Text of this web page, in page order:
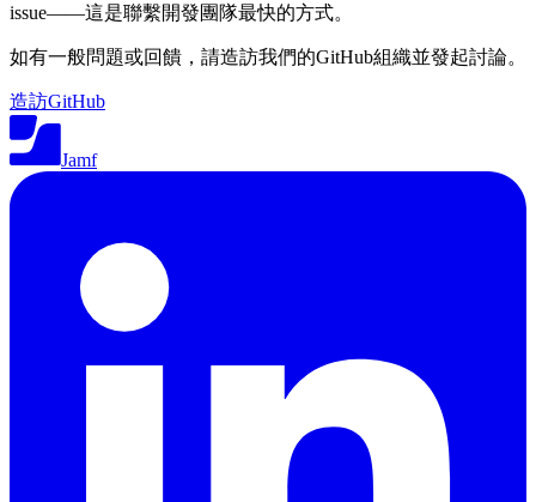
issue——這是聯繫開發團隊最快的方式。
如有一般問題或回饋，請造訪我們的GitHub組織並發起討論。
造訪GitHub
Jamf